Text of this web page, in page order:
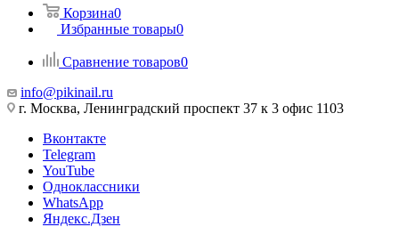
Корзина0
Избранные товары0
Сравнение товаров0
info@pikinail.ru
г. Москва, Ленинградский проспект 37 к 3 офис 1103
Вконтакте
Telegram
YouTube
Одноклассники
WhatsApp
Яндекс.Дзен